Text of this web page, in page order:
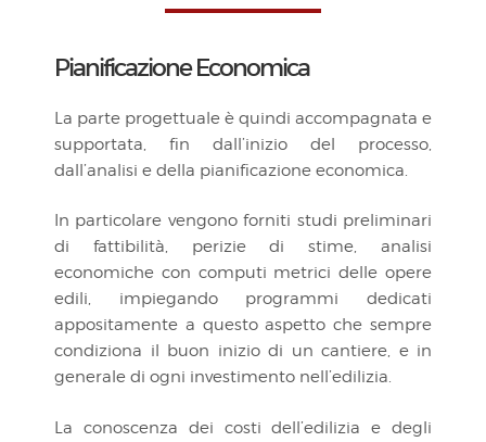
Pianificazione Economica
La parte progettuale è quindi accompagnata e
supportata, fin dall’inizio del processo,
dall’analisi e della pianificazione economica.
In particolare vengono forniti studi preliminari
di fattibilità, perizie di stime, analisi
economiche con computi metrici delle opere
edili, impiegando programmi dedicati
appositamente a questo aspetto che sempre
condiziona il buon inizio di un cantiere, e in
generale di ogni investimento nell’edilizia.
La conoscenza dei costi dell’edilizia e degli